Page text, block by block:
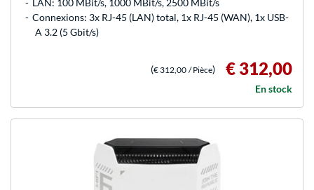
LAN: 100 MBit/s, 1000 MBit/s, 2500 MBit/s
Connexions: 3x RJ-45 (LAN) total, 1x RJ-45 (WAN), 1x USB-
A 3.2 (5 Gbit/s)
(€ 312,00 / Pièce) € 312,00
En stock